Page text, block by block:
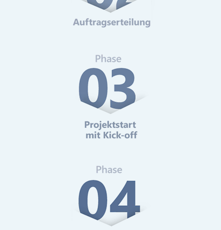
Web-Analytics
Mehr erfahren
Online-Marketing Beratung